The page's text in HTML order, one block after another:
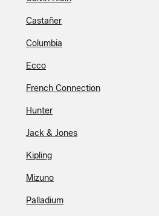
Castañer
Columbia
Ecco
French Connection
Hunter
Jack & Jones
Kipling
Mizuno
Palladium